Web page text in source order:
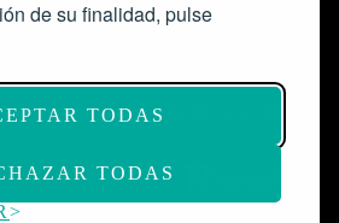
de su finalidad, pulse
TODAS
TODAS
de infraestructuras y digitalización del
de Madrid como espacio escénico-musical.